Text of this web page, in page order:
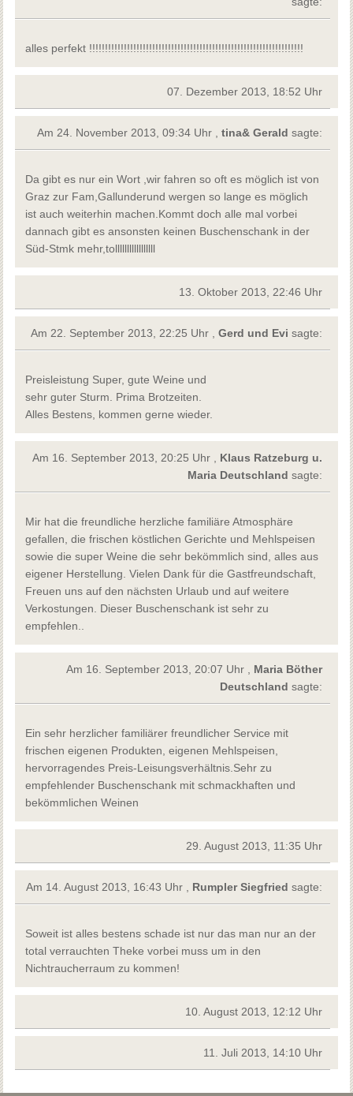
alles perfekt !!!!!!!!!!!!!!!!!!!!!!!!!!!!!!!!!!!!!!!!!!!!!!!!!!!!!!!!!!!!!!!!!!!!
07. Dezember 2013, 18:52 Uhr
Am 24. November 2013, 09:34 Uhr ,tina& Gerald sagte:
Da gibt es nur ein Wort ,wir fahren so oft es möglich ist von
Graz zur Fam,Gallunderund wergen so lange es möglich
ist auch weiterhin machen.Kommt doch alle mal vorbei
dannach gibt es ansonsten keinen Buschenschank in der
Süd-Stmk mehr,tolllllllllllllllll
13. Oktober 2013, 22:46 Uhr
Am 22. September 2013, 22:25 Uhr ,Gerd und Evi sagte:
Preisleistung Super, gute Weine und
sehr guter Sturm. Prima Brotzeiten.
Alles Bestens, kommen gerne wieder.
Am 16. September 2013, 20:25 Uhr , Klaus Ratzeburg u.
Maria Deutschland sagte:
Mir hat die freundliche herzliche familiäre Atmosphäre
gefallen, die frischen köstlichen Gerichte und Mehlspeisen
sowie die super Weine die sehr bekömmlich sind, alles aus
eigener Herstellung. Vielen Dank für die Gastfreundschaft,
Freuen uns auf den nächsten Urlaub und auf weitere
Verkostungen. Dieser Buschenschank ist sehr zu
empfehlen..
Am 16. September 2013, 20:07 Uhr , Maria Böther
Deutschland sagte:
Ein sehr herzlicher familiärer freundlicher Service mit
frischen eigenen Produkten, eigenen Mehlspeisen,
hervorragendes Preis-Leisungsverhältnis.Sehr zu
empfehlender Buschenschank mit schmackhaften und
bekömmlichen Weinen
29. August 2013, 11:35 Uhr
Am 14. August 2013, 16:43 Uhr , Rumpler Siegfried sagte:
Soweit ist alles bestens schade ist nur das man nur an der
total verrauchten Theke vorbei muss um in den
Nichtraucherraum zu kommen!
10. August 2013, 12:12 Uhr
11. Juli 2013, 14:10 Uhr